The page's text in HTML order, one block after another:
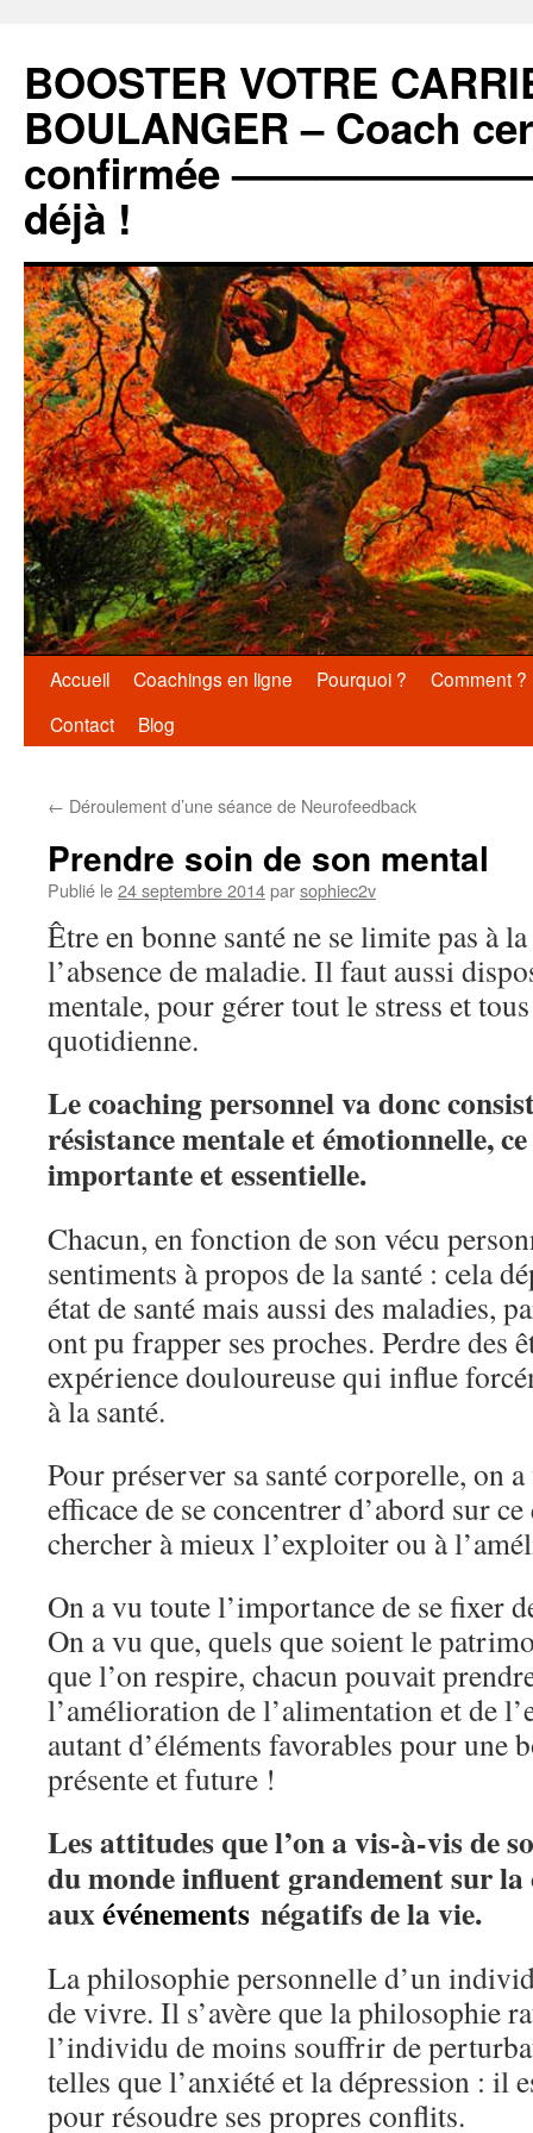
BOOSTER VOTRE
BOULANGER – Coach
confirmée
déjà !
Aller
Accueil Coachings en ligne Pourquoi ?
Comment ?
Contact
Blog
← Déroulement d’une séance de Neurofeedback
Prendre soin de son mental
Publié le24 septembre 2014parsophiec2v
Être en bonne santé ne se limite pas à
l’absence de maladie. Il faut aussi
mentale, pour gérer tout le stress et
quotidienne.
Le coaching personnel va donc
résistance mentale et émotionnelle,
importante et essentielle.
Chacun, en fonction de son vécu
sentiments à propos de la santé : cela
état de santé mais aussi des maladies,
ont pu frapper ses proches. Perdre des
expérience douloureuse qui influe
à la santé.
Pour préserver sa santé corporelle, on
efficace de se concentrer d’abord sur
chercher à mieux l’exploiter ou à
On a vu toute l’importance de se fixer
On a vu que, quels que soient le
que l’on respire, chacun pouvait
l’amélioration de l’alimentation et de
autant d’éléments favorables pour une
présente et future !
Les attitudes que l’on a vis-à-vis de
du monde influent grandement sur la
auxévénements négatifs de la vie.
La philosophie personnelle d’un
de vivre. Il s’avère que la philosophie
l’individu de moins souffrir de
telles que l’anxiété et la dépression : il
pour résoudre ses propres conflits.